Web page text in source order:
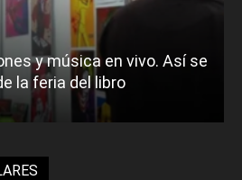
y música en vivo. Así se
la feria del libro